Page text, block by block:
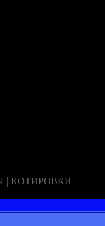
| КОТИРОВКИ